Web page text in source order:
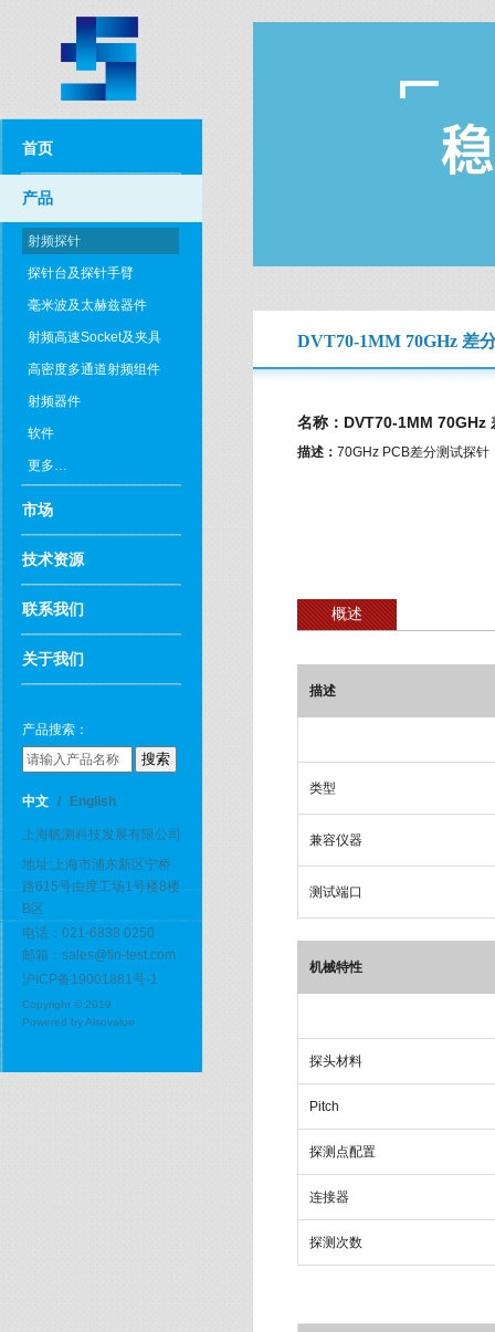
首页
产品
射频探针
探针台及探针手臂
毫米波及太赫兹器件
射频高速Socket及夹具
高密度多通道射频组件
射频器件
软件
更多…
市场
技术资源
联系我们
关于我们
产品搜索：
中文 / English
上海帆测科技发展有限公司
地址:上海市浦东新区宁桥
路615号由度工场1号楼8楼
B区
电话：021-6838 0250
邮箱：sales@fin-test.com
沪ICP备19001881号-1
Copyright © 2019
Powered byAlsovalue
DVT70-1MM 70GHz 差
名称：DVT70-1MM 70GHz
描述： 70GHz PCB差分测试探针
概述
描述
类型
兼容仪器
测试端口
机械特性
探头材料
Pitch
探测点配置
连接器
探测次数